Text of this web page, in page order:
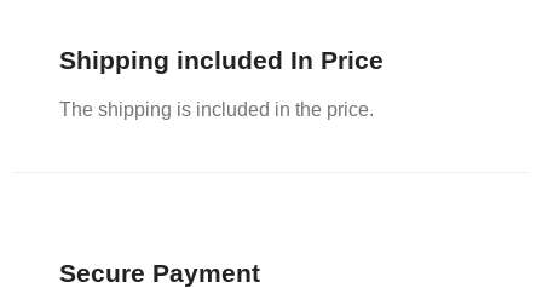
Shipping included In Price
The shipping is included in the price.
Secure Payment